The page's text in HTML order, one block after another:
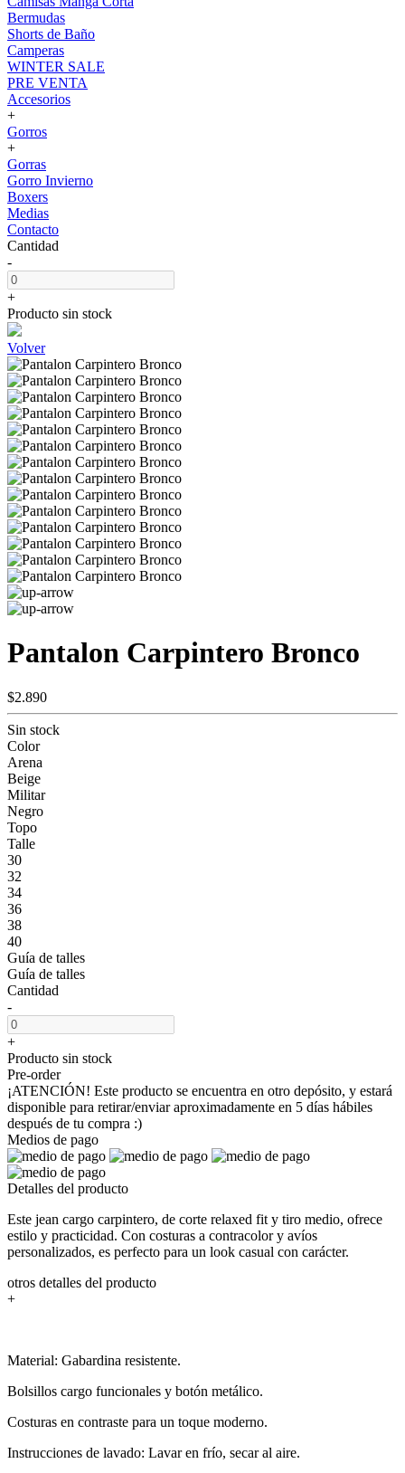
Bermudas
Shorts de Baño
Camperas
WINTER SALE
PRE VENTA
Accesorios
+
Gorros
+
Gorras
Gorro Invierno
Boxers
Medias
Contacto
Cantidad
-
+
Producto sin stock
Volver
Pantalon Carpintero Bronco
$2.890
Sin stock
Color
Arena
Beige
Militar
Negro
Topo
Talle
30
32
34
36
38
40
Guía de talles
Guía de talles
Cantidad
-
+
Producto sin stock
Pre-order
¡ATENCIÓN! Este producto se encuentra en otro depósito, y estará
disponible para retirar/enviar aproximadamente en 5 días hábiles
después de tu compra :)
Medios de pago
Detalles del producto
Este jean cargo carpintero, de corte relaxed fit y tiro medio, ofrece
estilo y practicidad. Con costuras a contracolor y avíos
personalizados, es perfecto para un look casual con carácter.
otros detalles del producto
+
Material: Gabardina resistente.
Bolsillos cargo funcionales y botón metálico.
Costuras en contraste para un toque moderno.
Instrucciones de lavado: Lavar en frío, secar al aire.